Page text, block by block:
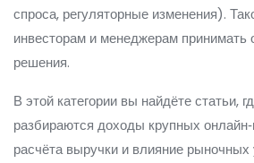
спроса, регуляторные изменения).
инвесторам и менеджерам принимать
решения.
В этой категории вы найдёте статьи,
разбираются доходы крупных
расчёта выручки и влияние рыночных